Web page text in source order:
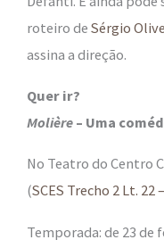
roteiro de Sérgio
assina a direção.
Quer ir?
Molière – Uma
No Teatro do Centro
(SCES Trecho 2 Lt. 22
Temporada: de 23 de